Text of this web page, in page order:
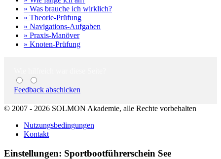
» Was brauche ich wirklich?
» Theorie-Prüfung
» Navigations-Aufgaben
» Praxis-Manöver
» Knoten-Prüfung
Feedback abschicken
© 2007 - 2026 SOLMON Akademie, alle Rechte vorbehalten
Nutzungsbedingungen
Kontakt
Einstellungen: Sportbootführerschein See